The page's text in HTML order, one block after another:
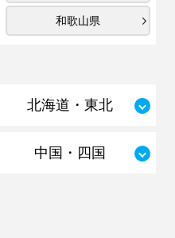
和歌山県
北海道・東北
中国・四国